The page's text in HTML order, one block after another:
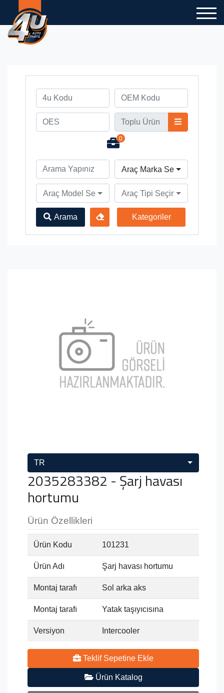
0
Araç Marka Seçiniz
Araç Model Seçiniz Araç Tipi Seçiniz
Arama Kategoriler
TR
2035283382 - Şarj havası
hortumu
Ürün Özellikleri
Ürün Kodu 101231
Ürün Adı Şarj havası hortumu
Montaj tarafı Sol arka aks
Montaj tarafı Yatak taşıyıcısına
Versiyon Intercooler
Teklif Sepetine Ekle
Ürün Katalog